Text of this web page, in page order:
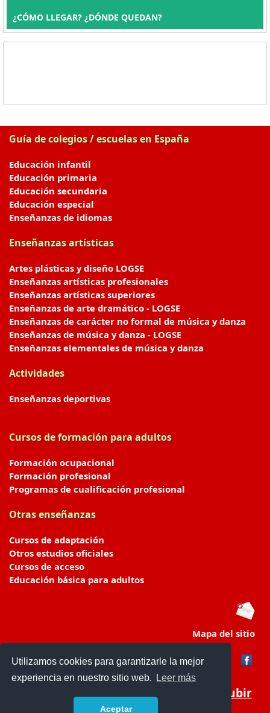
Utilizamos cookies para garantizarle la mejor
experiencia en nuestro sitio web.
Leer más
Aceptar
¿CÓMO LLEGAR? ¿DÓNDE QUEDAN?
Guía de colegios / escuelas en España
Educación infantil
Educación primaria
Educación secundaria
Educación especial
Enseñanzas de idiomas
Enseñanzas artísticas
Artes plásticas y diseño LOGSE
Enseñanzas artísticas profesionales
Enseñanzas artísticas superiores
Enseñanzas de arte dramático - LOGSE
Enseñanzas de carácter no formal de música y danza
Enseñanzas de música y danza - LOGSE
Enseñanzas elementales de música y danza
Actividades
Enseñanzas deportivas
Cursos de formación para adultos
Formación ocupacional
Formación profesional
Programas de cualificación profesional
Otras enseñanzas
Cursos de adaptación
Otros estudios oficiales
Cursos de acceso
Educación básica para adultos
Mapa del sitio
Subir